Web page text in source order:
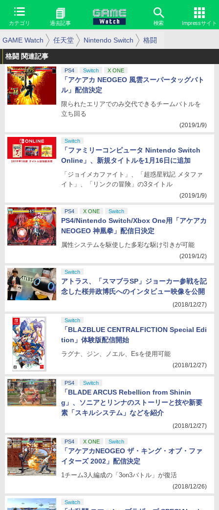
カテゴリ 過去記事 検索 Impressサイト
GAME Watch 任天堂 Nintendo Switch 格闘
格闘 関連記事
PS4 Switch X ONE
「アケアカ NEOGEO 風雲スーパータッグバト
ル」配信決定
限られたエリアでのみ交代できるチームバトルを
立ち回る
(2019/1/9)
Switch
「ファミリーコンピュータ Nintendo Switch
Online」、新規タイトルを1月16日に追加
「ジョイメカファイト」、「超惑星戦記 メタファ
イト」、「リンクの冒険」の3タイトル
(2019/1/9)
PS4 X ONE Switch
PS4/Nintendo Switch/Xbox One用「アケアカ
NEOGEO 神凰拳」配信日決定
属性システムを駆使した多彩な駆け引きが可能
(2019/1/2)
Switch
アトラス、「スマブラSP」ジョーカー参戦を記
念した桜井政博氏へのインタビュー映像を公開
(2018/12/27)
Switch
「BLAZBLUE CENTRALFICTION Special Edi
tion」体験版配信開始
ラグナ、ジン、ノエル、Esを使用可能
(2018/12/27)
PS4 Switch
「BLADE ARCUS Rebellion from Shinin
g」、ソニアとリンナのストーリーと技や新要
素「スキルシステム」などを紹介
(2018/12/27)
PS4 X ONE Switch
「アケアカNEOGEO ザ・キング・オブ・ファ
イターズ 2002」配信決定
1チーム3人編成の「3on3バトル」が復活
(2018/12/26)
Switch